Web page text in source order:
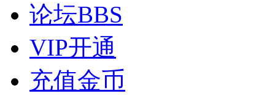
论坛BBS
VIP开通
充值金币